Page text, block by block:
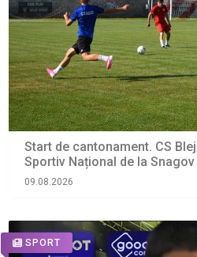
Start de cantonament. CS
Sportiv Național de la Snagov
09.08.2026
SPORT